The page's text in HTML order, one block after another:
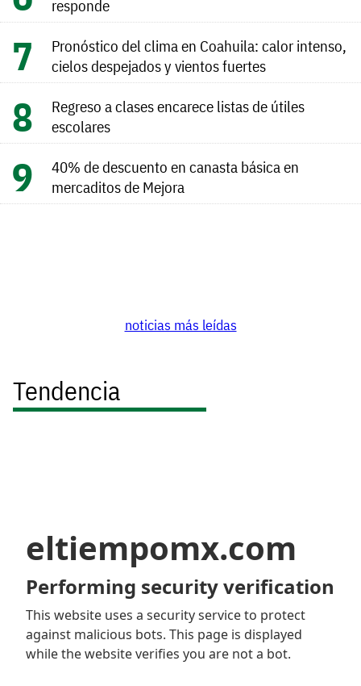
responde
Pronóstico del clima en Coahuila: calor intenso,
cielos despejados y vientos fuertes
Regreso a clases encarece listas de útiles
escolares
40% de descuento en canasta básica en
mercaditos de Mejora
noticias más leídas
Tendencia